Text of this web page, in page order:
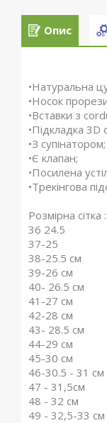
Опис
•Натуральна
•Носок
•Вставки з
•Підкладка 3D
•З супінатором;
•Є клапан;
•Посилена
•Трекінгова
Розмірна сітка :
36 24.5
37-25
38-25.5 см
39-26 см
40- 26.5 см
41-27 см
42-28 см
43- 28.5 см
44-29 см
45-30 см
46-30.5 - 31 см
47 - 31,5см
48 - 32 см
49 - 32,5-33 см